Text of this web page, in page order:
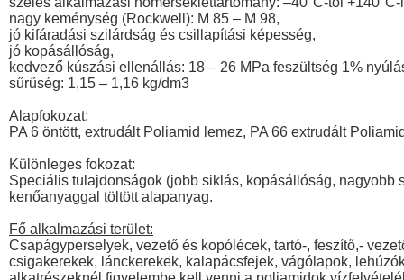
nagy keménység (Rockwell): M 85 – M 98,
jó kifáradási szilárdság és csillapítási képesség,
jó kopásállóság,
kedvező kúszási ellenállás: 18 – 26 MPa feszültség 1%
sűrűség: 1,15 – 1,16 kg/dm3
Alapfokozat:
PA 6 öntött, extrudált Poliamid lemez, PA 66 extrudált
Különleges fokozat:
Speciális tulajdonságok (jobb siklás, kopásállóság,
kenőanyaggal töltött alapanyag.
Fő alkalmazási terület:
Csapágyperselyek, vezető és kopólécek, tartó-, feszítő,-
csigakerekek, lánckerekek, kalapácsfejek, vágólapok,